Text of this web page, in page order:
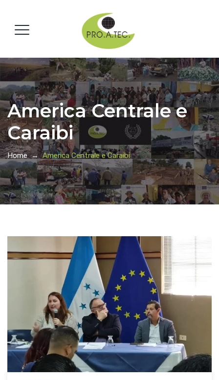
America Centrale e
Caraibi
Home→America Centrale e Caraibi